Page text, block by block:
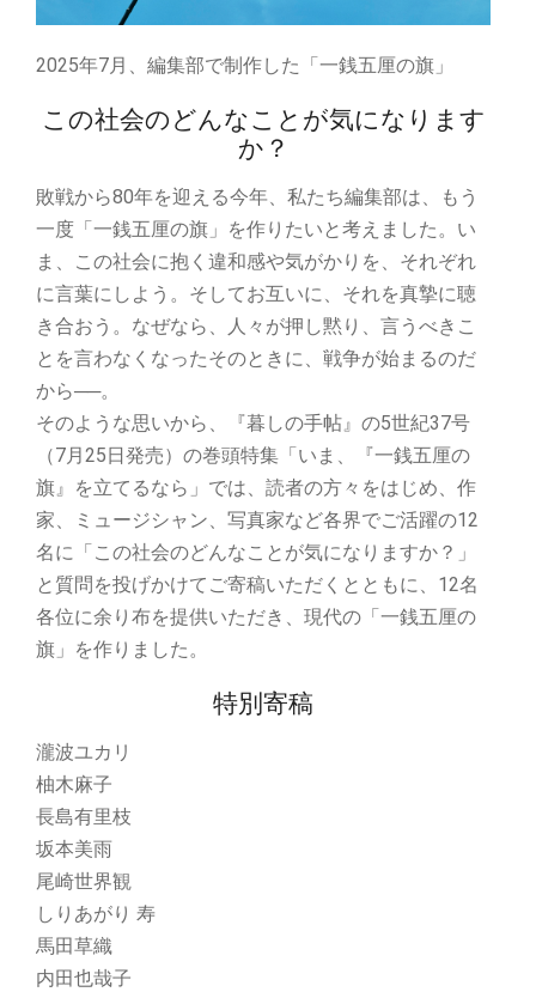
2025年7月、編集部で制作した「一銭五厘の旗」
この社会のどんなことが気になります
か？
敗戦から80年を迎える今年、私たち編集部は、もう
一度「一銭五厘の旗」を作りたいと考えました。い
ま、この社会に抱く違和感や気がかりを、それぞれ
に言葉にしよう。そしてお互いに、それを真摯に聴
き合おう。なぜなら、人々が押し黙り、言うべきこ
とを言わなくなったそのときに、戦争が始まるのだ
から──。
そのような思いから、『暮しの手帖』の5世紀37号
（7月25日発売）の巻頭特集「いま、『一銭五厘の
旗』を立てるなら」では、読者の方々をはじめ、作
家、ミュージシャン、写真家など各界でご活躍の12
名に「この社会のどんなことが気になりますか？」
と質問を投げかけてご寄稿いただくとともに、12名
各位に余り布を提供いただき、現代の「一銭五厘の
旗」を作りました。
特別寄稿
瀧波ユカリ
柚木麻子
長島有里枝
坂本美雨
尾崎世界観
しりあがり 寿
馬田草織
内田也哉子